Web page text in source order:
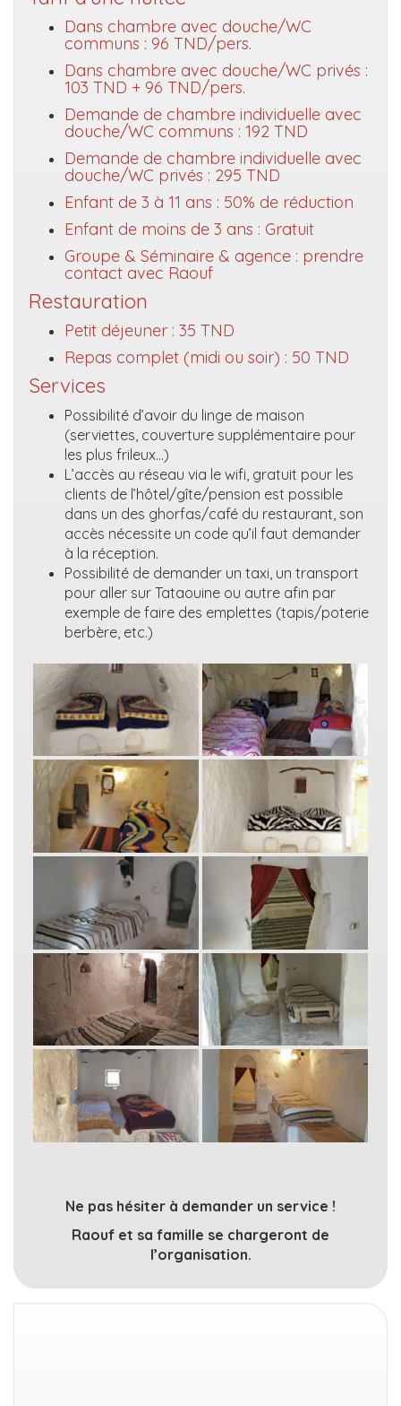
Dans chambre avec douche/WC
communs : 96 TND/pers.
Dans chambre avec douche/WC privés :
103 TND + 96 TND/pers.
Demande de chambre individuelle avec
douche/WC communs : 192 TND
Demande de chambre individuelle avec
douche/WC privés : 295 TND
Enfant de 3 à 11 ans : 50% de réduction
Enfant de moins de 3 ans : Gratuit
Groupe & Séminaire & agence : prendre
contact avec Raouf
Restauration
Petit déjeuner : 35 TND
Repas complet (midi ou soir) : 50 TND
Services
Possibilité d’avoir du linge de maison
(serviettes, couverture supplémentaire pour
les plus frileux…)
L’accès au réseau via le wifi, gratuit pour les
clients de l’hôtel/gîte/pension est possible
dans un des ghorfas/café du restaurant, son
accès nécessite un code qu’il faut demander
à la réception.
Possibilité de demander un taxi, un transport
pour aller sur Tataouine ou autre afin par
exemple de faire des emplettes (tapis/poterie
berbère, etc.)
Ne pas hésiter à demander un service !
Raouf et sa famille se chargeront de
l’organisation.